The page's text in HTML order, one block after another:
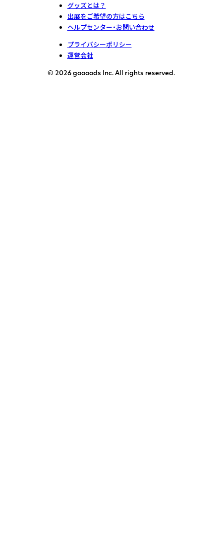
グッズとは？
出展をご希望の方はこちら
ヘルプセンター・お問い合わせ
プライバシーポリシー
運営会社
© 2026 goooods Inc. All rights reserved.